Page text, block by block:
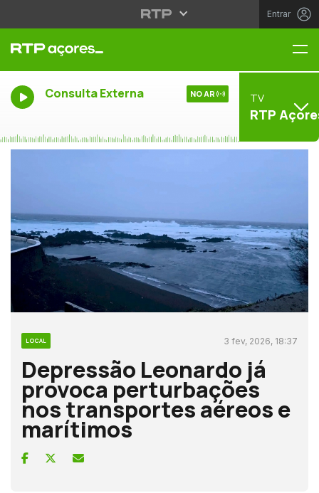
Entrar
Consulta Externa NO AR TV
RTP
LOCAL 3 fev, 2026, 18:37
Depressão Leonardo já
provoca perturbações
nos transportes aéreos e
marítimos